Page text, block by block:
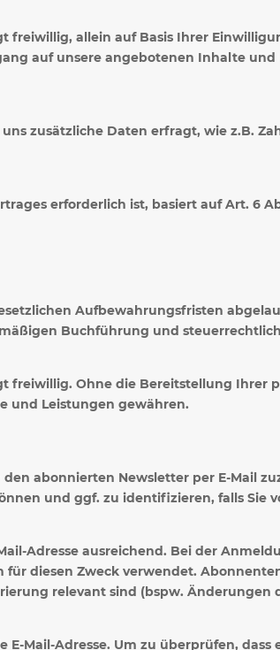
freiwillig, allein auf Basis Ihrer
auf unsere angebotenen Inhalte und
zusätzliche Daten erfragt, wie z.B.
erforderlich ist, basiert auf Art. 6
Aufbewahrungsfristen
Buchführung und
freiwillig. Ohne die Bereitstellung Ihrer
und Leistungen gewähren.
abonnierten Newsletter per E-Mail
und ggf. zu identifizieren, falls Sie
Adresse ausreichend. Bei der
diesen Zweck verwendet.
relevant sind (bspw. Änderungen
Mail-Adresse. Um zu überprüfen,